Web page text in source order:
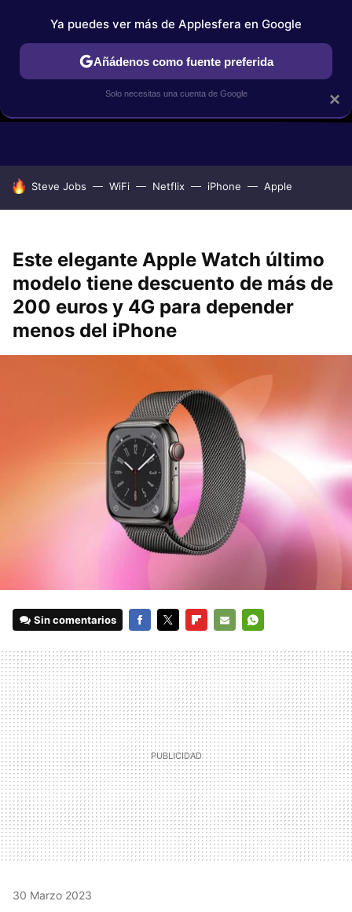
GUÍAS DE COMPRA COMPARATIVAS APPLE VS OTROS
HOY SE HABLA DE
Steve Jobs WiFi Netflix iPhone Apple
Este elegante Apple Watch último
modelo tiene descuento de más de
200 euros y 4G para depender
menos del iPhone
Sin comentarios
MAIL
30 Marzo 2023
×
Ya puedes ver más de Applesfera en Google
Añádenos como fuente preferida
Solo necesitas una cuenta de Google